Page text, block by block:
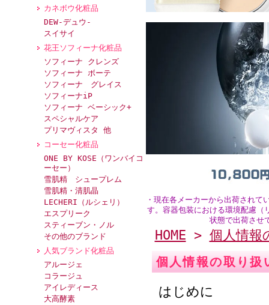
カネボウ化粧品
DEW-デュウ-
スイサイ
花王ソフィーナ化粧品
ソフィーナ クレンズ
ソフィーナ ボーテ
ソフィーナ グレイス
ソフィーナiP
ソフィーナ ベーシック+
スペシャルケア
プリマヴィスタ 他
コーセー化粧品
ONE BY KOSE（ワンバイコ
ーセー）
雪肌精 シュープレム
雪肌精・清肌晶
LECHERI（ルシェリ）
エスプリーク
スティーブン・ノル
その他のブランド
人気ブランド化粧品
アルージェ
コラージュ
アイレディース
大高酵素
・ 現在各メーカーから出荷されて
す。容器包装における環境配慮（
状態で出荷させ
HOME > 個人情報
個人情報の取り扱
はじめに